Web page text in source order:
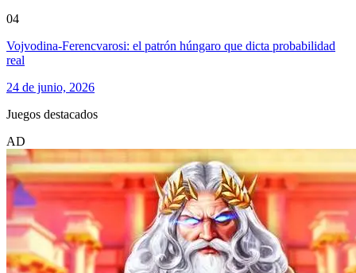
04
Vojvodina-Ferencvarosi: el patrón húngaro que dicta probabilidad
real
24 de junio, 2026
Juegos destacados
AD